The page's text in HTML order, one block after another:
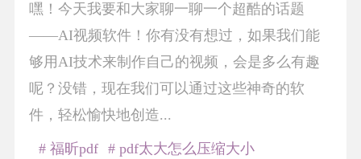
嘿！今天我要和大家聊一聊一个超酷的话题
——AI视频软件！你有没有想过，如果我们能
够用AI技术来制作自己的视频，会是多么有趣
呢？没错，现在我们可以通过这些神奇的软
件，轻松愉快地创造...
# 福昕pdf # pdf太大怎么压缩大小